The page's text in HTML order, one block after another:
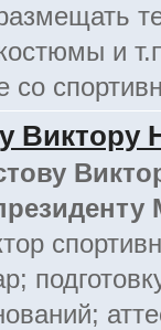
и
со
Виктору